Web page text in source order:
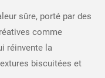
sûre, porté par des
comme
réinvente la
biscuitées et